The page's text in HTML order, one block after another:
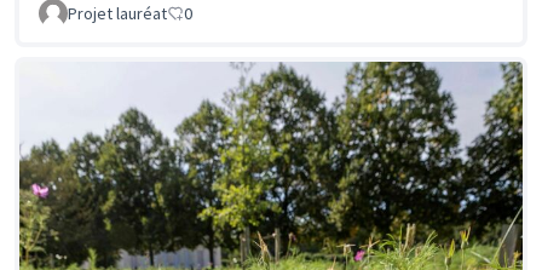
Projet lauréat 0